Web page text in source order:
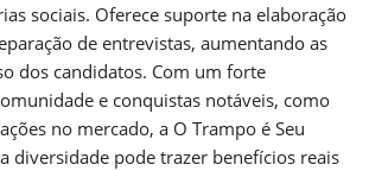
sociais. Oferece suporte na elaboração
de entrevistas, aumentando as
dos candidatos. Com um forte
e conquistas notáveis, como
no mercado, a O Trampo é Seu
diversidade pode trazer benefícios reais